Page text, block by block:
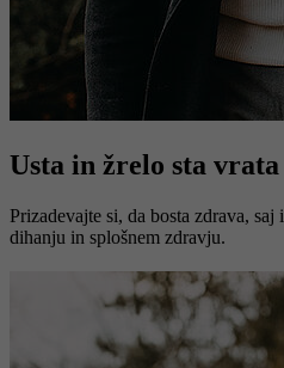
Usta in žrelo sta
Prizadevajte si, da bosta zdrava,
dihanju in splošnem zdravju.